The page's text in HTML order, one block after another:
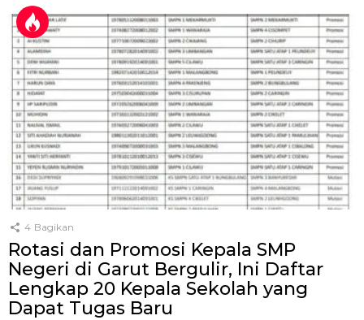
4 Bagikan
Rotasi dan Promosi Kepala SMP
Negeri di Garut Bergulir, Ini Daftar
Lengkap 20 Kepala Sekolah yang
Dapat Tugas Baru